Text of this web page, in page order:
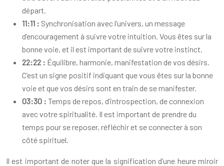
départ.
11:11 : Synchronisation avec l’univers, un message
d’encouragement à suivre votre intuition. Vous êtes sur la
bonne voie, et il est important de suivre votre instinct.
22:22 : Équilibre, harmonie, manifestation de vos désirs.
C’est un signe positif indiquant que vous êtes sur la bonne
voie et que vos désirs sont en train de se manifester.
03:30 : Temps de repos, d’introspection, de connexion
avec votre spiritualité. Il est important de prendre du
temps pour se reposer, réfléchir et se connecter à son
côté spirituel.
Il est important de noter que la signification d’une heure miroir